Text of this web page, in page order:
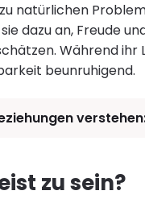
natürlichen
dazu an, Freude
Während
beunruhigend.
zu sein?